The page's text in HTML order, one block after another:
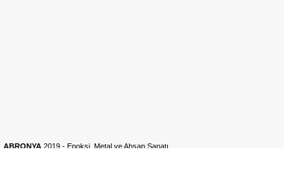
ABRONYA 2019 - Epoksi, Metal ve Ahşap Sanatı